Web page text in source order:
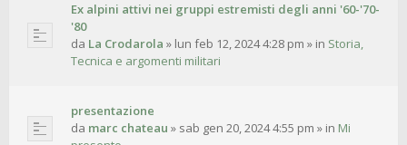
Ex alpini attivi nei gruppi estremisti degli anni '60-'70-
'80
da La Crodarola » lun feb 12, 2024 4:28 pm » in Storia,
Tecnica e argomenti militari
presentazione
da marc chateau » sab gen 20, 2024 4:55 pm » in Mi